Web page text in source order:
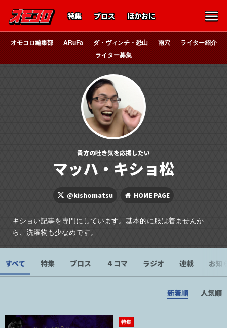
特集 ブロス ほかおに
オモコロ編集部 ARuFa ダ・ヴィンチ・恐山 雨穴
ライター紹介
ライター募集
貴方の吐き気を応援したい
マッハ・キショ松
@kishomatsu HOME PAGE
キショい記事を専門にしています。基本的に服は着ませんか
ら、洗濯物も少なめです。
すべて 特集 ブロス ４コマ ラジオ 連載 お知
新着順 人気順
特集